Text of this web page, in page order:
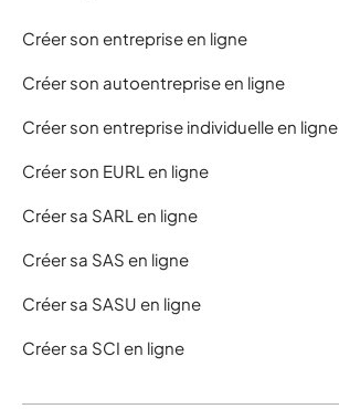
Créer son entreprise en ligne
Créer son autoentreprise en ligne
Créer son entreprise individuelle en ligne
Créer son EURL en ligne
Créer sa SARL en ligne
Créer sa SAS en ligne
Créer sa SASU en ligne
Créer sa SCI en ligne